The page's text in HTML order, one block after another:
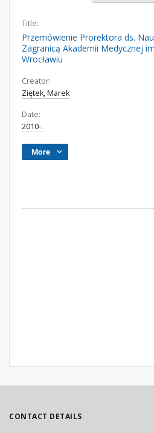
Title:
Przemówienie Prorektora ds.
Zagranicą Akademii Medycznej
Wrocławiu
Creator:
Ziętek, Marek
Date:
2010-.
More
CONTACT DETAILS